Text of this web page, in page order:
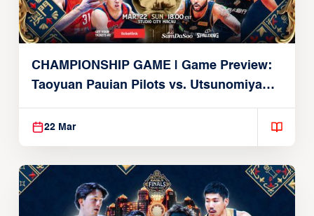
CHAMPIONSHIP GAME | Game Preview:
Taoyuan Pauian Pilots vs. Utsunomiya
Brex (March 22, 2026)
22 Mar